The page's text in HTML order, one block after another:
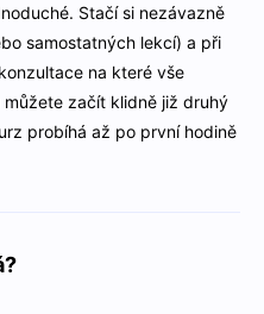
Stačí si nezávazně
samostatných lekcí) a při
na které vše
začít klidně již druhý
probíhá až po první hodině